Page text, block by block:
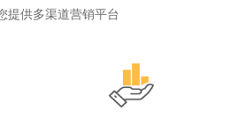
提供多渠道营销平台